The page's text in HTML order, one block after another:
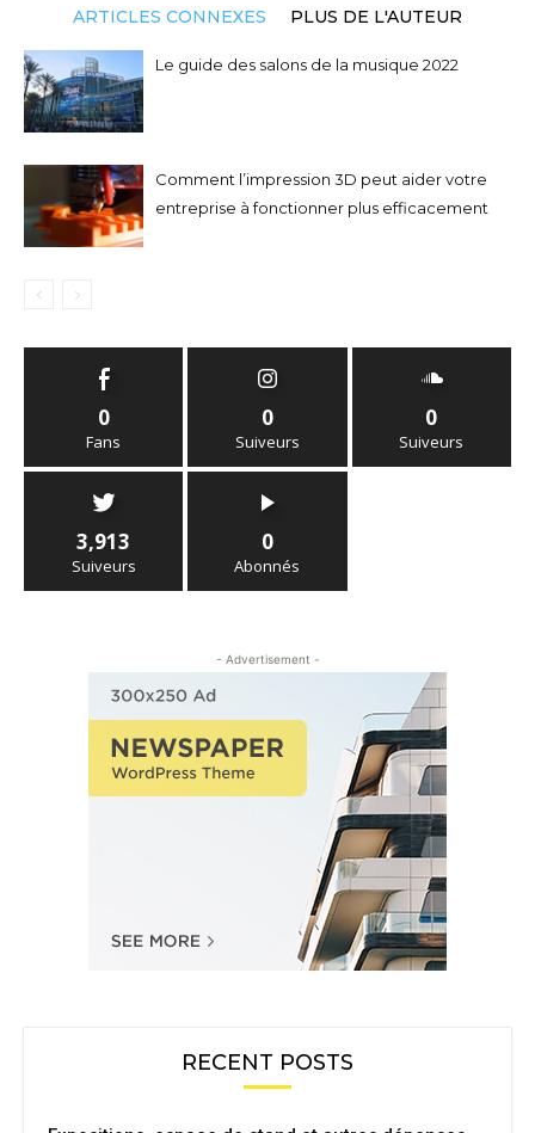
ARTICLES CONNEXES PLUS DE L'AUTEUR
Le guide des salons de la musique 2022
Comment l’impression 3D peut aider votre
entreprise à fonctionner plus efficacement
0
Fans
0
Suiveurs
0
Suiveurs
3,913
Suiveurs
0
Abonnés
- Advertisement -
RECENT POSTS